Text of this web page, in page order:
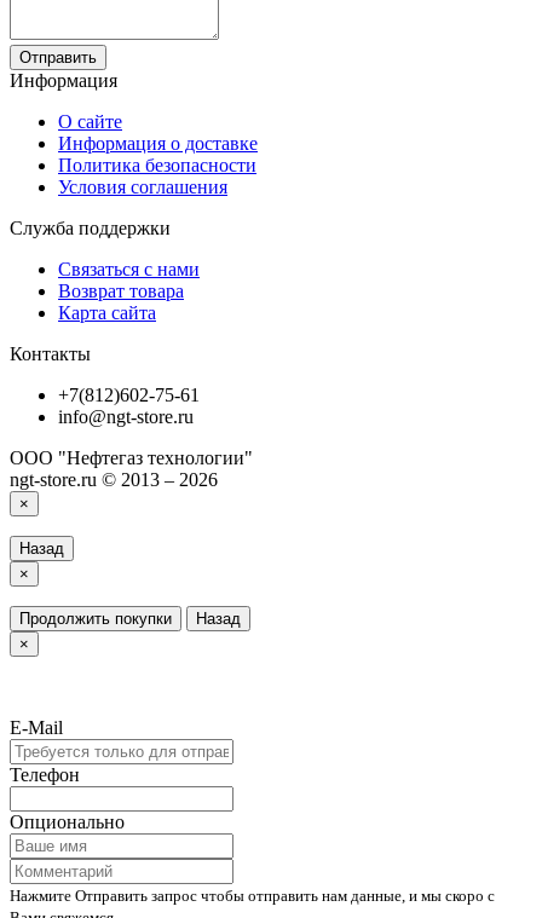
Отправить
Информация
О сайте
Информация о доставке
Политика безопасности
Условия соглашения
Служба поддержки
Связаться с нами
Возврат товара
Карта сайта
Контакты
+7(812)602-75-61
info@ngt-store.ru
ООО "Нефтегаз технологии"
ngt-store.ru © 2013 – 2026
×
Назад
×
Продолжить покупки
Назад
×
E-Mail
Телефон
Опционально
Нажмите Отправить запрос чтобы отправить нам данные, и мы скоро с